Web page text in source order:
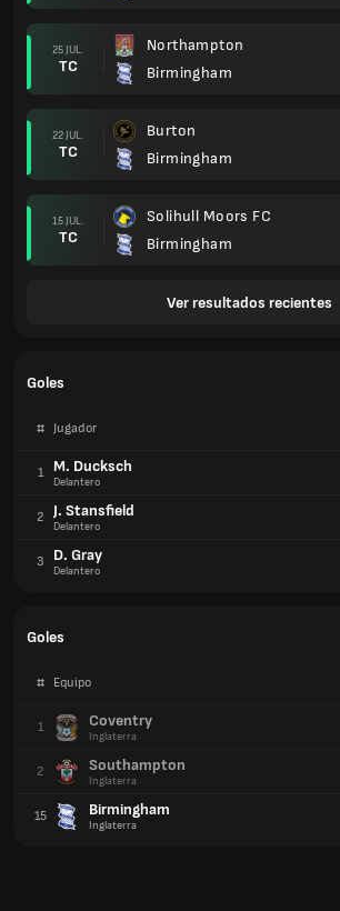
25 JUL.
TC
Northampton
Birmingham
22 JUL.
TC
Burton
Birmingham
15 JUL.
TC
Solihull Moors FC
Birmingham
Ver resultados recientes
Goles
# Jugador
1 M. Ducksch
Delantero
2 J. Stansfield
Delantero
3 D. Gray
Delantero
Goles
# Equipo
1 Coventry
Inglaterra
2 Southampton
Inglaterra
15 Birmingham
Inglaterra